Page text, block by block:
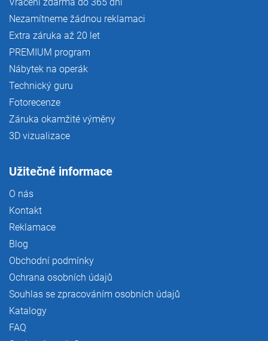
Vrácení zdarma do 365 dní
Nezamítneme žádnou reklamaci
Extra záruka až 20 let
PREMIUM program
Nábytek na operák
Technický guru
Fotorecenze
Záruka okamžité výměny
3D vizualizace
Užitečné informace
O nás
Kontakt
Reklamace
Blog
Obchodní podmínky
Ochrana osobních údajů
Souhlas se zpracováním osobních údajů
Katalogy
FAQ